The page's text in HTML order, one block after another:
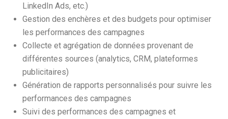
LinkedIn Ads, etc.)
Gestion des enchères et des budgets pour optimiser
les performances des campagnes
Collecte et agrégation de données provenant de
différentes sources (analytics, CRM, plateformes
publicitaires)
Génération de rapports personnalisés pour suivre les
performances des campagnes
Suivi des performances des campagnes et